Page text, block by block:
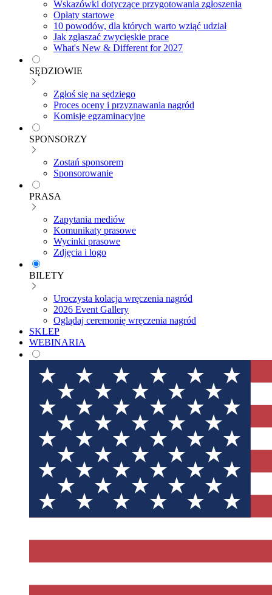
Wskazówki dotyczące przygotowania zgłoszenia
Opłaty startowe
10 powodów, dla których warto wziąć udział
Jak zgłaszać zwycięskie prace
What's New & Different for 2027
SĘDZIOWIE
Zgłoś się na sędziego
Proces oceny i przyznawania nagród
Komisje egzaminacyjne
SPONSORZY
Zostań sponsorem
Sponsorowanie
PRASA
Zapytania mediów
Komunikaty prasowe
Wycinki prasowe
Zdjęcia i logo
BILETY
Uroczysta kolacja wręczenia nagród
2026 Event Gallery
Oglądaj ceremonię wręczenia nagród
SKLEP
WEBINARIA